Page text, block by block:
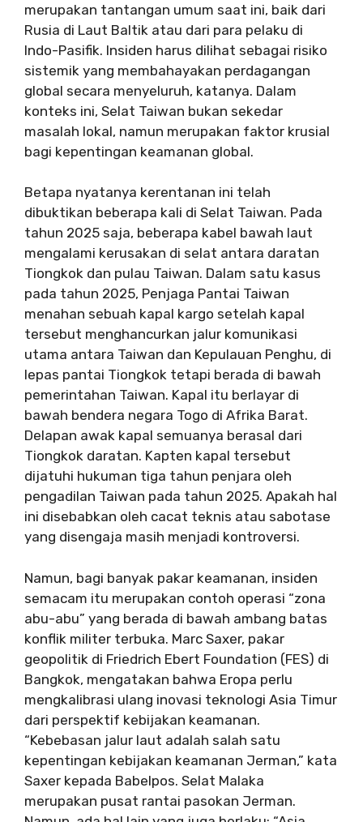
merupakan tantangan umum saat ini, baik dari
Rusia di Laut Baltik atau dari para pelaku di
Indo-Pasifik. Insiden harus dilihat sebagai risiko
sistemik yang membahayakan perdagangan
global secara menyeluruh, katanya. Dalam
konteks ini, Selat Taiwan bukan sekedar
masalah lokal, namun merupakan faktor krusial
bagi kepentingan keamanan global.
Betapa nyatanya kerentanan ini telah
dibuktikan beberapa kali di Selat Taiwan. Pada
tahun 2025 saja, beberapa kabel bawah laut
mengalami kerusakan di selat antara daratan
Tiongkok dan pulau Taiwan. Dalam satu kasus
pada tahun 2025, Penjaga Pantai Taiwan
menahan sebuah kapal kargo setelah kapal
tersebut menghancurkan jalur komunikasi
utama antara Taiwan dan Kepulauan Penghu, di
lepas pantai Tiongkok tetapi berada di bawah
pemerintahan Taiwan. Kapal itu berlayar di
bawah bendera negara Togo di Afrika Barat.
Delapan awak kapal semuanya berasal dari
Tiongkok daratan. Kapten kapal tersebut
dijatuhi hukuman tiga tahun penjara oleh
pengadilan Taiwan pada tahun 2025. Apakah hal
ini disebabkan oleh cacat teknis atau sabotase
yang disengaja masih menjadi kontroversi.
Namun, bagi banyak pakar keamanan, insiden
semacam itu merupakan contoh operasi “zona
abu-abu” yang berada di bawah ambang batas
konflik militer terbuka. Marc Saxer, pakar
geopolitik di Friedrich Ebert Foundation (FES) di
Bangkok, mengatakan bahwa Eropa perlu
mengkalibrasi ulang inovasi teknologi Asia Timur
dari perspektif kebijakan keamanan.
“Kebebasan jalur laut adalah salah satu
kepentingan kebijakan keamanan Jerman,” kata
Saxer kepada Babelpos. Selat Malaka
merupakan pusat rantai pasokan Jerman.